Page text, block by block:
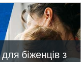
бiженцiв з